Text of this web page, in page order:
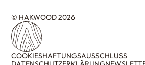
© HAKWOOD 2026
COOKIESHAFTUNGSAUSSCHLUSS